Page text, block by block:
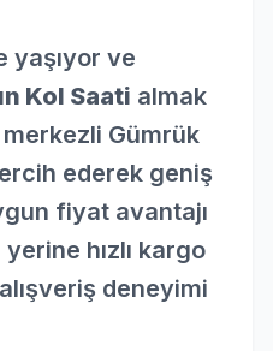
yaşıyor ve
Kol Saati almak
Gümrük
ederek geniş
fiyat avantajı
hızlı kargo
deneyimi